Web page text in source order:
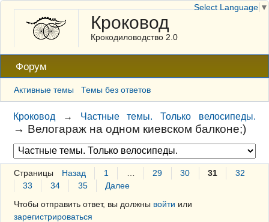
Кроковод
Крокодиловодство 2.0
Форум
Активные темы Темы без ответов
Кроковод → Частные темы. Только велосипеды.
→ Велогараж на одном киевском балконе;)
Страницы Назад 1 29 30 31
32
33
34 35
Далее
Чтобы отправить ответ, вы должны войти или
зарегистрироваться
Select Language ▼